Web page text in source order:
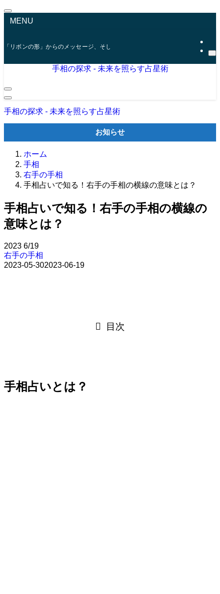
MENU
「リボンの形」からのメッセージ、そして「ファティマの目」が示す未来
手相の探求 - 未来を照らす占星術
手相の探求 - 未来を照らす占星術
お知らせ
ホーム
手相
右手の手相
手相占いで知る！右手の手相の横線の意味とは？
手相占いで知る！右手の手相の横線の
意味とは？
2023 6/19
右手の手相
2023-05-302023-06-19
目次
手相占いとは？